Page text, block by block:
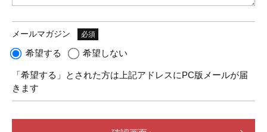
メールマガジン 必須
希望する 希望しない
「希望する」とされた方は上記アドレスにPC版メールが届
きます